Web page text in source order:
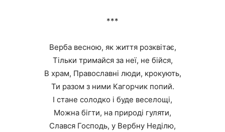
***
Верба весною, як життя розквітає,
Тільки тримайся за неї, не бійся,
В храм, Православні люди, крокують,
Ти разом з ними Кагорчик попий.
І стане солодко і буде веселощі,
Можна бігти, на природі гуляти,
Слався Господь, у Вербну Неділю,